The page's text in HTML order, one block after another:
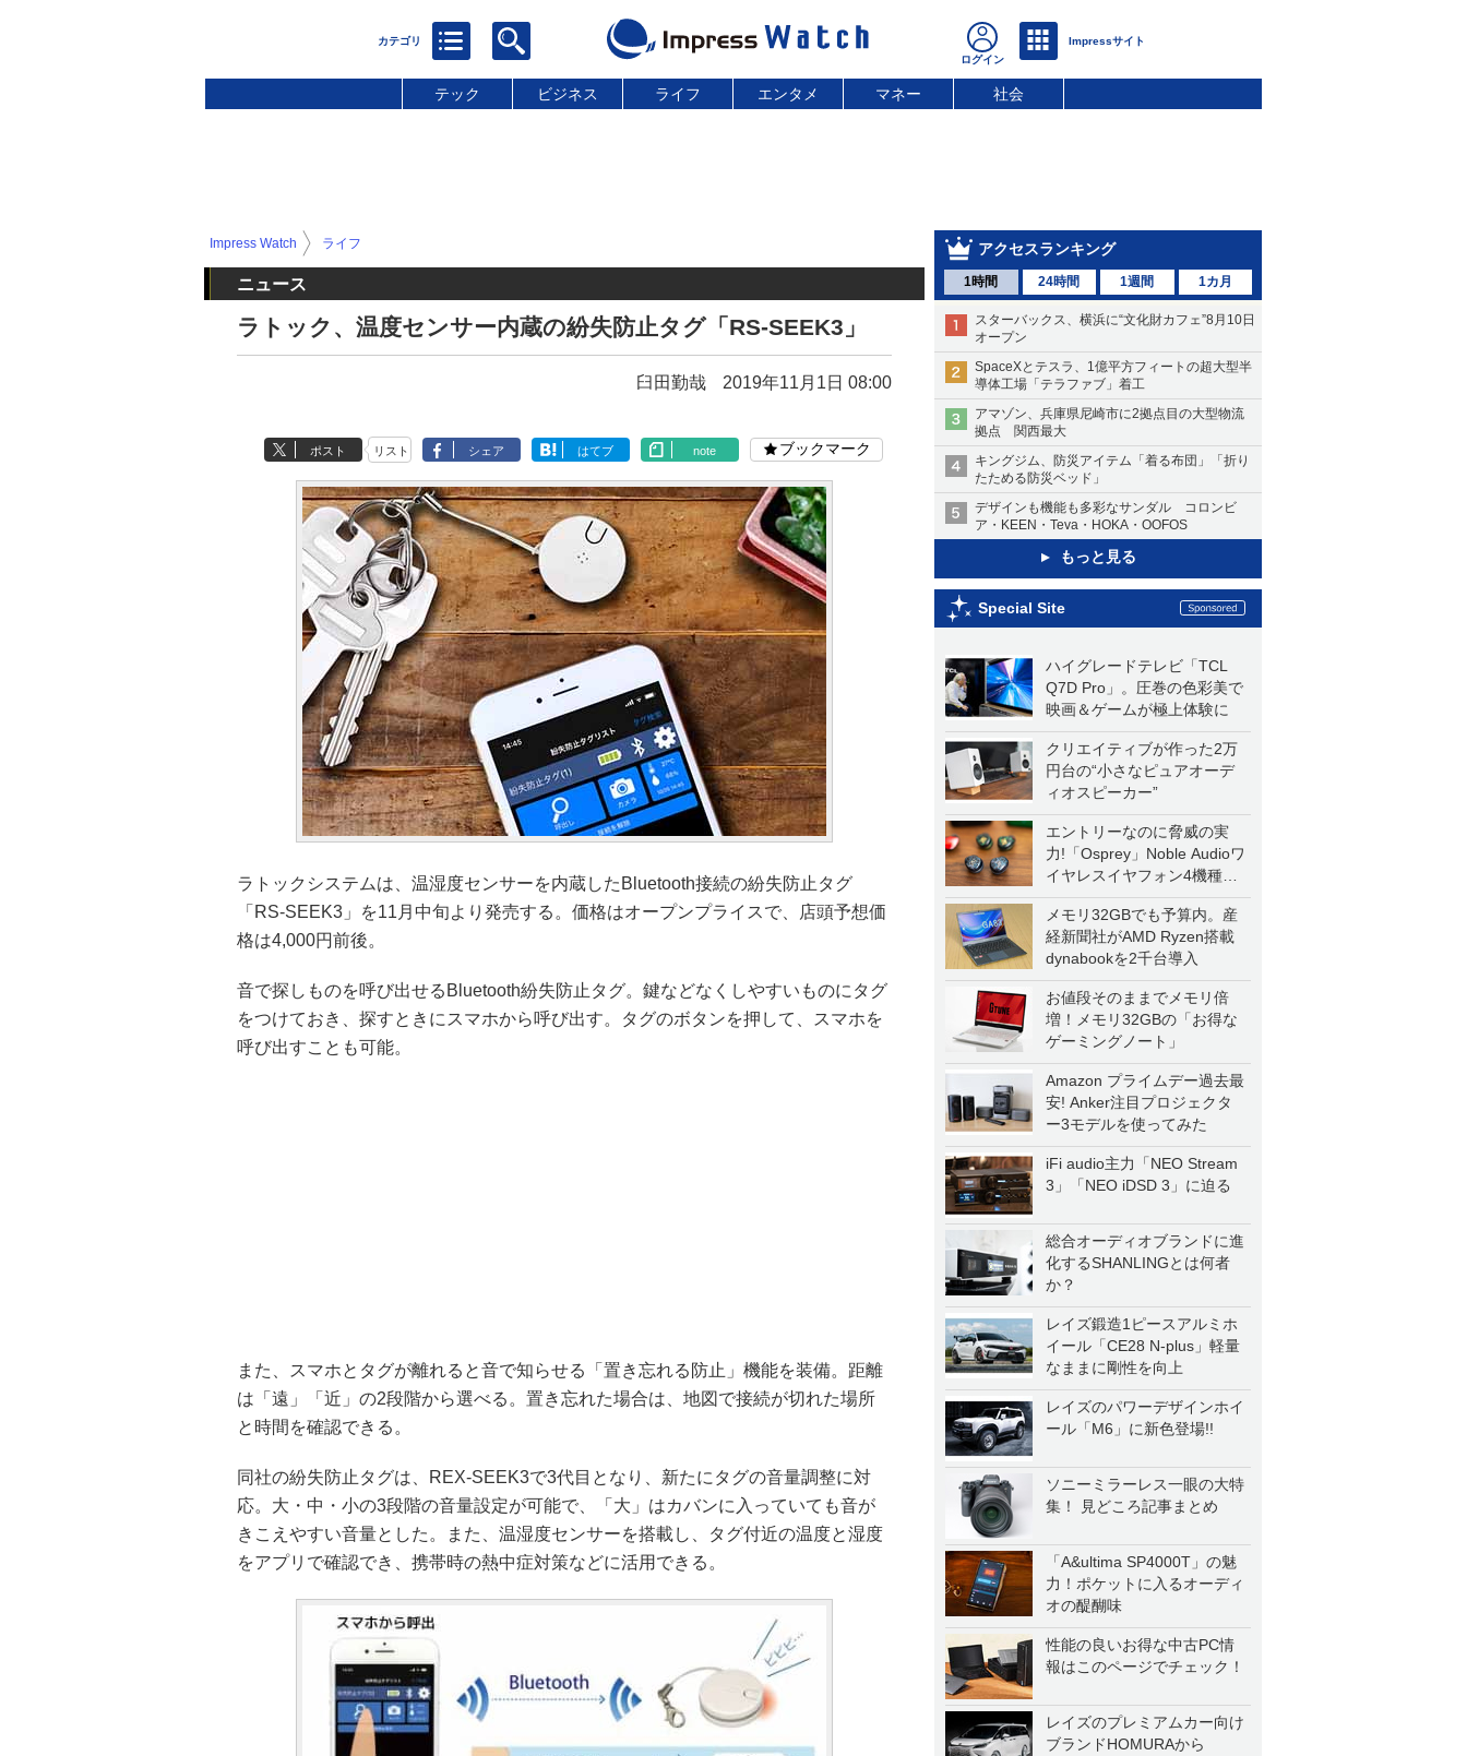
テック ビジネス ライフ エンタメ マネー 社会
アクセスランキング
1時間 24時間 1週間 1カ月
スターバックス、横浜に“文化財カフェ”8月10日
オープン
SpaceXとテスラ、1億平方フィートの超大型半
導体工場「テラファブ」着工
アマゾン、兵庫県尼崎市に2拠点目の大型物流
拠点 関西最大
キングジム、防災アイテム「着る布団」「折り
たためる防災ベッド」
デザインも機能も多彩なサンダル コロンビ
ア・KEEN・Teva・HOKA・OOFOS
もっと見る
Special Site
ハイグレードテレビ「TCL
Q7D Pro」。圧巻の色彩美で
映画＆ゲームが極上体験に
クリエイティブが作った2万
円台の“小さなピュアオーデ
ィオスピーカー”
エントリーなのに脅威の実
力!「Osprey」Noble Audioワ
イヤレスイヤフォン4機種を
一気に聴く
メモリ32GBでも予算内。産
経新聞社がAMD Ryzen搭載
dynabookを2千台導入
お値段そのままでメモリ倍
増！メモリ32GBの「お得な
ゲーミングノート」
Amazon プライムデー過去最
安! Anker注目プロジェクタ
ー3モデルを使ってみた
iFi audio主力「NEO Stream
3」「NEO iDSD 3」に迫る
総合オーディオブランドに進
化するSHANLINGとは何者
か？
レイズ鍛造1ピースアルミホ
イール「CE28 N-plus」軽量
なままに剛性を向上
レイズのパワーデザインホイ
ール「M6」に新色登場!!
ソニーミラーレス一眼の大特
集！ 見どころ記事まとめ
「A&ultima SP4000T」の魅
力！ポケットに入るオーディ
オの醍醐味
性能の良いお得な中古PC情
報はこのページでチェック！
レイズのプレミアムカー向け
ブランドHOMURAから
Impress Watch ライフ
ニュース
ラトック、温度センサー内蔵の紛失防止タグ「RS-SEEK3」
臼田勤哉 2019年11月1日 08:00
ポスト リスト シェア はてブ note ブックマーク
ラトックシステムは、温湿度センサーを内蔵したBluetooth接続の紛失防止タグ
「RS-SEEK3」を11月中旬より発売する。価格はオープンプライスで、店頭予想価
格は4,000円前後。
音で探しものを呼び出せるBluetooth紛失防止タグ。鍵などなくしやすいものにタグ
をつけておき、探すときにスマホから呼び出す。タグのボタンを押して、スマホを
呼び出すことも可能。
また、スマホとタグが離れると音で知らせる「置き忘れる防止」機能を装備。距離
は「遠」「近」の2段階から選べる。置き忘れた場合は、地図で接続が切れた場所
と時間を確認できる。
同社の紛失防止タグは、REX-SEEK3で3代目となり、新たにタグの音量調整に対
応。大・中・小の3段階の音量設定が可能で、「大」はカバンに入っていても音が
きこえやすい音量とした。また、温湿度センサーを搭載し、タグ付近の温度と湿度
をアプリで確認でき、携帯時の熱中症対策などに活用できる。